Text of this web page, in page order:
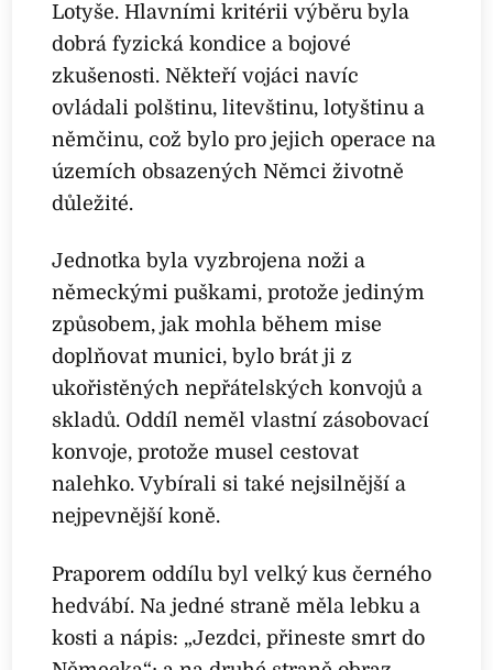
Lotyše. Hlavními kritérii výběru byla
dobrá fyzická kondice a bojové
zkušenosti. Někteří vojáci navíc
ovládali polštinu, litevštinu, lotyštinu a
němčinu, což bylo pro jejich operace na
územích obsazených Němci životně
důležité.
Jednotka byla vyzbrojena noži a
německými puškami, protože jediným
způsobem, jak mohla během mise
doplňovat munici, bylo brát ji z
ukořistěných nepřátelských konvojů a
skladů. Oddíl neměl vlastní zásobovací
konvoje, protože musel cestovat
nalehko. Vybírali si také nejsilnější a
nejpevnější koně.
Praporem oddílu byl velký kus černého
hedvábí. Na jedné straně měla lebku a
kosti a nápis: „Jezdci, přineste smrt do